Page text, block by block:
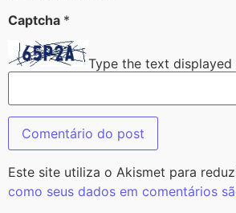
Captcha *
Type the text displayed
Este site utiliza o Akismet para
como seus dados em comentários